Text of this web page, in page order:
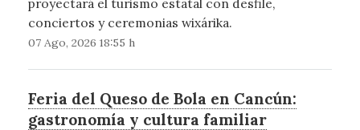
conciertos y ceremonias wixárika.
07 Ago, 2026 18:55 h
Feria del Queso de Bola en Cancún:
gastronomía y cultura familiar